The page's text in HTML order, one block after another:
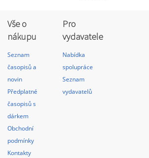
Vše o
nákupu
Seznam
časopisů a
novin
Předplatné
časopisů s
dárkem
Obchodní
podmínky
Kontakty
Pro
vydavatele
Nabídka
spolupráce
Seznam
vydavatelů